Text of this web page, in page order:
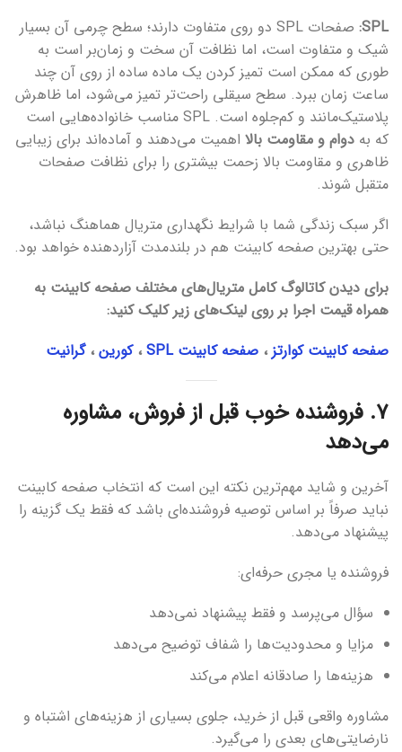
SPL:
صفحات SPL دو روی متفاوت دارند؛ سطح چرمی آن بسیار
شیک و متفاوت است، اما نظافت آن سخت و زمان‌بر است به
طوری که ممکن است تمیز کردن یک ماده ساده از روی آن چند
ساعت زمان ببرد. سطح سیقلی راحت‌تر تمیز می‌شود، اما ظاهرش
پلاستیک‌مانند و کم‌جلوه است. SPL مناسب خانواده‌هایی است
که به دوام و مقاومت بالا اهمیت می‌دهند و آماده‌اند برای زیبایی
ظاهری و مقاومت بالا زحمت بیشتری را برای نظافت صفحات
متقبل شوند.
اگر سبک زندگی شما با شرایط نگهداری متریال هماهنگ نباشد،
حتی بهترین صفحه کابینت هم در بلندمدت آزاردهنده خواهد بود.
برای دیدن کاتالوگ کامل متریال‌های مختلف صفحه کابینت به
همراه قیمت اجرا بر روی لینک‌های زیر کلیک کنید:
صفحه کابینت کوارتز، صفحه کابینت SPL ،کورین،گرانیت
۷. فروشنده خوب قبل از فروش، مشاوره
می‌دهد
آخرین و شاید مهم‌ترین نکته این است که انتخاب صفحه کابینت
نباید صرفاً بر اساس توصیه فروشنده‌ای باشد که فقط یک گزینه را
پیشنهاد می‌دهد.
فروشنده یا مجری حرفه‌ای:
سؤال می‌پرسد و فقط پیشنهاد نمی‌دهد
مزایا و محدودیت‌ها را شفاف توضیح می‌دهد
هزینه‌ها را صادقانه اعلام می‌کند
مشاوره واقعی قبل از خرید، جلوی بسیاری از هزینه‌های اشتباه و
نارضایتی‌های بعدی را می‌گیرد.